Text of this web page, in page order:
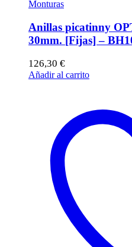
Monturas
Anillas picatinny
30mm. [Fijas] –
126,30 €
Añadir al carrito